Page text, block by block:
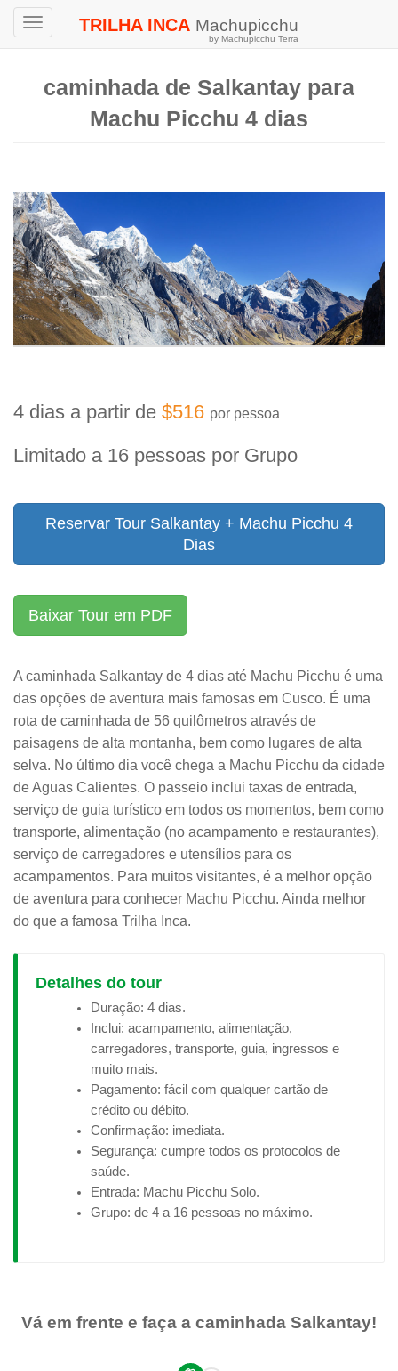
Toggle
TRILHA INCA Machupicchu
by Machupicchu Terra
caminhada de Salkantay para
Machu Picchu 4 dias
4 dias a partir de $516 por pessoa
Limitado a 16 pessoas por Grupo
Reservar Tour Salkantay + Machu Picchu 4
Dias
Baixar Tour em PDF
A caminhada Salkantay de 4 dias até Machu Picchu é uma
das opções de aventura mais famosas em Cusco. É uma
rota de caminhada de 56 quilômetros através de
paisagens de alta montanha, bem como lugares de alta
selva. No último dia você chega a Machu Picchu da cidade
de Aguas Calientes. O passeio inclui taxas de entrada,
serviço de guia turístico em todos os momentos, bem como
transporte, alimentação (no acampamento e restaurantes),
serviço de carregadores e utensílios para os
acampamentos. Para muitos visitantes, é a melhor opção
de aventura para conhecer Machu Picchu. Ainda melhor
do que a famosa Trilha Inca.
Detalhes do tour
Duração: 4 dias.
Inclui: acampamento, alimentação,
carregadores, transporte, guia, ingressos e
muito mais.
Pagamento: fácil com qualquer cartão de
crédito ou débito.
Confirmação: imediata.
Segurança: cumpre todos os protocolos de
saúde.
Entrada: Machu Picchu Solo.
Grupo: de 4 a 16 pessoas no máximo.
Vá em frente e faça a caminhada Salkantay!